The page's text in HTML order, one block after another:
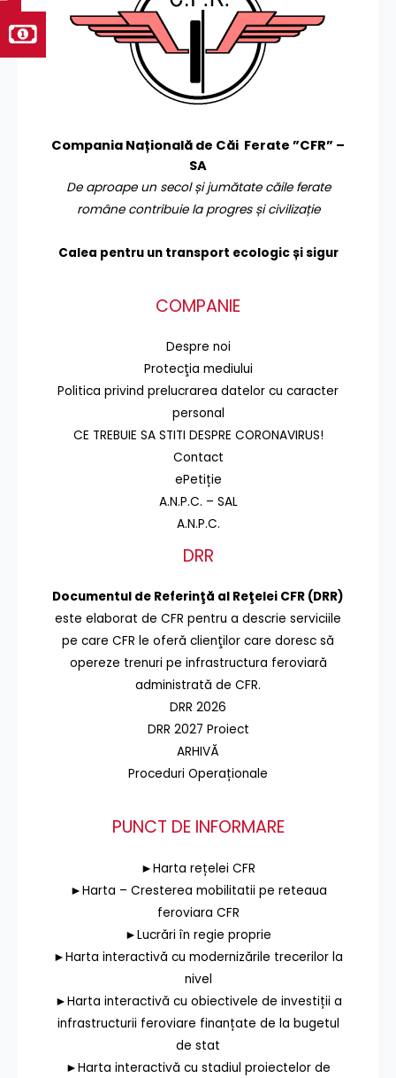
Compania Națională de Căi Ferate ”CFR” –
SA
De aproape un secol și jumătate căile ferate
române contribuie la progres și civilizație
Calea pentru un transport ecologic și sigur
COMPANIE
Despre noi
Protecţia mediului
Politica privind prelucrarea datelor cu caracter
personal
CE TREBUIE SA STITI DESPRE CORONAVIRUS!
Contact
ePetiție
A.N.P.C. – SAL
A.N.P.C.
DRR
Documentul de Referinţă al Reţelei CFR (DRR)
este elaborat de CFR pentru a descrie serviciile
pe care CFR le oferă clienţilor care doresc să
opereze trenuri pe infrastructura feroviară
administrată de CFR.
DRR 2026
DRR 2027 Proiect
ARHIVĂ
Proceduri Operaționale
PUNCT DE INFORMARE
►Harta rețelei CFR
►Harta – Cresterea mobilitatii pe reteaua
feroviara CFR
►Lucrări în regie proprie
►Harta interactivă cu modernizările trecerilor la
nivel
►Harta interactivă cu obiectivele de investiții a
infrastructurii feroviare finanțate de la bugetul
de stat
►Harta interactivă cu stadiul proiectelor de